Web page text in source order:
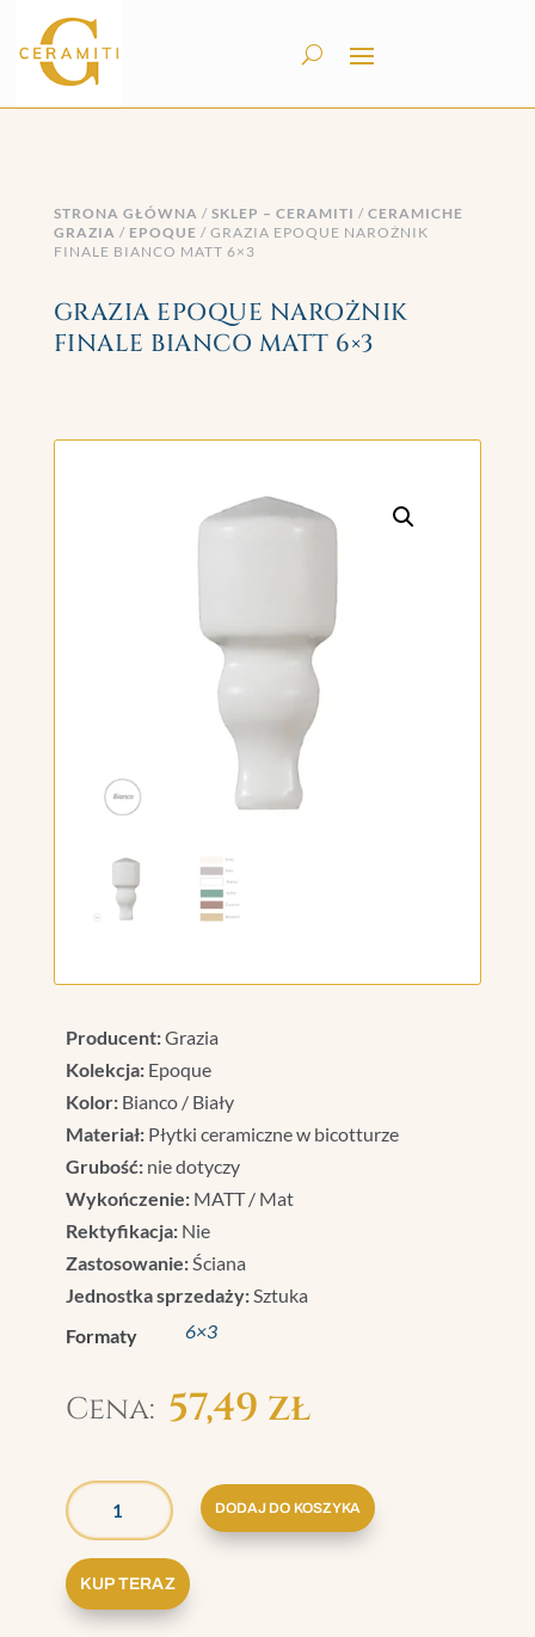
STRONA GŁÓWNA / SKLEP – CERAMITI / CERAMICHE
GRAZIA / EPOQUE / GRAZIA EPOQUE NAROŻNIK
FINALE BIANCO MATT 6×3
GRAZIA EPOQUE NAROŻNIK
FINALE BIANCO MATT 6×3
Producent:Grazia
Kolekcja:Epoque
Kolor:Bianco / Biały
Materiał:Płytki ceramiczne w bicotturze
Grubość:nie dotyczy
Wykończenie:MATT / Mat
Rektyfikacja:Nie
Zastosowanie:Ściana
Jednostka sprzedaży:Sztuka
Formaty
6×3
57,49 zł
GRAZIA
EPOQUE
NAROŻNIK
FINALE
DODAJ DO KOSZYKA
KUP TERAZ